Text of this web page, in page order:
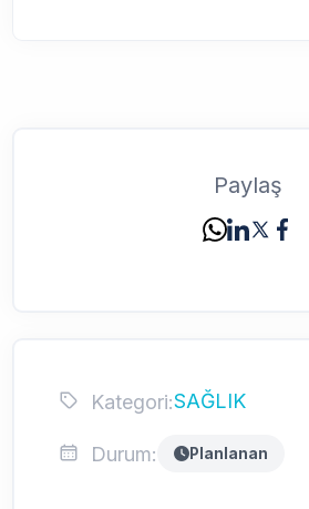
Paylaş
Kategori:SAĞLIK
Durum: Planlanan